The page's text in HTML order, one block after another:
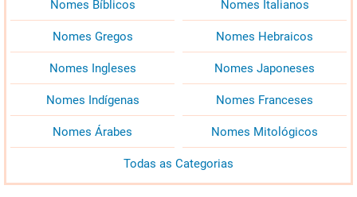
Nomes Bíblicos Nomes Italianos
Nomes Gregos Nomes Hebraicos
Nomes Ingleses Nomes Japoneses
Nomes Indígenas Nomes Franceses
Nomes Árabes Nomes Mitológicos
Todas as Categorias